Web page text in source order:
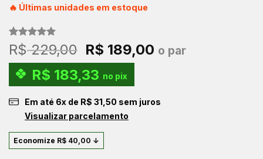
🔥 Últimas unidades em estoque
Avaliado
como5.00
de 5, com
baseado em
4
avaliações
R$229,00 O
preço
original
era:
R$ 229,00.
R$ 189,00 O
R$ 189,00.
o par
R$ 183,33 no pix
Em até 6x de R$ 31,50 sem juros
Visualizar parcelamento
Economize R$ 40,00 ↓